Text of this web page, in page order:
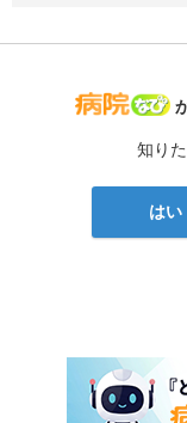
知り
はい